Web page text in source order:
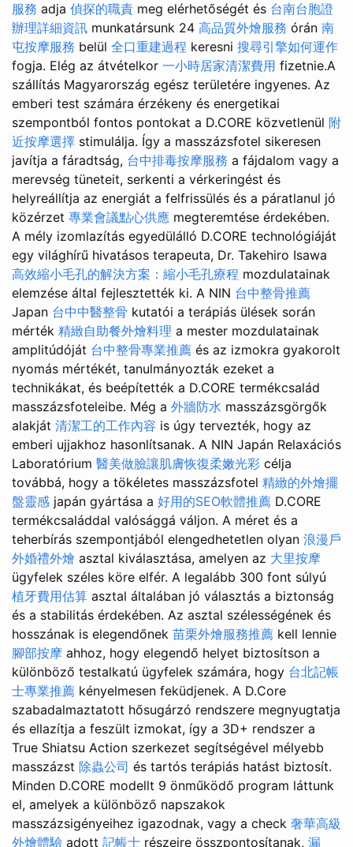
服務 adja 偵探的職責 meg elérhetőségét és 台南台胞證
辦理詳細資訊 munkatársunk 24 高品質外燴服務 órán 南
屯按摩服務 belül 全口重建過程 keresni 搜尋引擎如何運作
fogja. Elég az átvételkor 一小時居家清潔費用 fizetnie.A
szállítás Magyarország egész területére ingyenes. Az
emberi test számára érzékeny és energetikai
szempontból fontos pontokat a D.CORE közvetlenül 附
近按摩選擇 stimulálja. Így a masszázsfotel sikeresen
javítja a fáradtság, 台中排毒按摩服務 a fájdalom vagy a
merevség tüneteit, serkenti a vérkeringést és
helyreállítja az energiát a felfrissülés és a páratlanul jó
közérzet 專業會議點心供應 megteremtése érdekében.
A mély izomlazítás egyedülálló D.CORE technológiáját
egy világhírű hivatásos terapeuta, Dr. Takehiro Isawa
高效縮小毛孔的解決方案：縮小毛孔療程 mozdulatainak
elemzése által fejlesztették ki. A NIN 台中整骨推薦
Japan 台中中醫整骨 kutatói a terápiás ülések során
mérték 精緻自助餐外燴料理 a mester mozdulatainak
amplitúdóját 台中整骨專業推薦 és az izmokra gyakorolt
nyomás mértékét, tanulmányozták ezeket a
technikákat, és beépítették a D.CORE termékcsalád
masszázsfoteleibe. Még a 外牆防水 masszázsgörgők
alakját 清潔工的工作內容 is úgy tervezték, hogy az
emberi ujjakhoz hasonlítsanak. A NIN Japán Relaxációs
Laboratórium 醫美做臉讓肌膚恢復柔嫩光彩 célja
továbbá, hogy a tökéletes masszázsfotel 精緻的外燴擺
盤靈感 japán gyártása a 好用的SEO軟體推薦 D.CORE
termékcsaláddal valósággá váljon. A méret és a
teherbírás szempontjából elengedhetetlen olyan 浪漫戶
外婚禮外燴 asztal kiválasztása, amelyen az 大里按摩
ügyfelek széles köre elfér. A legalább 300 font súlyú
植牙費用估算 asztal általában jó választás a biztonság
és a stabilitás érdekében. Az asztal szélességének és
hosszának is elegendőnek 苗栗外燴服務推薦 kell lennie
腳部按摩 ahhoz, hogy elegendő helyet biztosítson a
különböző testalkatú ügyfelek számára, hogy 台北記帳
士專業推薦 kényelmesen feküdjenek. A D.Core
szabadalmaztatott hősugárzó rendszere megnyugtatja
és ellazítja a feszült izmokat, így a 3D+ rendszer a
True Shiatsu Action szerkezet segítségével mélyebb
masszázst 除蟲公司 és tartós terápiás hatást biztosít.
Minden D.CORE modellt 9 önműködő program láttunk
el, amelyek a különböző napszakok
masszázsigényeihez igazodnak, vagy a check 奢華高級
外燴體驗 adott 記帳士 részeire összpontosítanak, 漏